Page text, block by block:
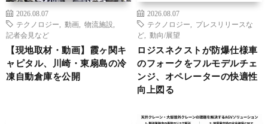
2026.08.07
テクノロジー
動画 物流施設
記者会見など
【現地取材・動画】霞ヶ関キ
ャピタル、川崎・東扇島の冷
凍自動倉庫を公開
2026.08.07
テクノロジー
プレスリリースな
ど
動向/展望
ロジスネクストが防爆仕様車
のフォークをフルモデルチェ
ンジ、オペレーターの快適性
向上図る